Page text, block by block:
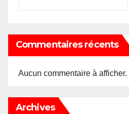
Commentaires récents
Aucun commentaire à afficher.
Archives